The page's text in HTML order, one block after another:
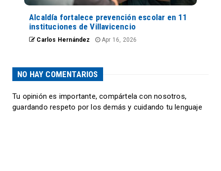
Alcaldía fortalece prevención escolar en 11
instituciones de Villavicencio
Carlos Hernández Apr 16, 2026
NO HAY COMENTARIOS
Tu opinión es importante, compártela con nosotros,
guardando respeto por los demás y cuidando tu lenguaje